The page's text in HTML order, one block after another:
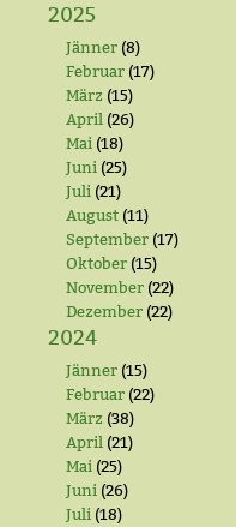
2025
Jänner (8)
Februar (17)
März (15)
April (26)
Mai (18)
Juni (25)
Juli (21)
August (11)
September (17)
Oktober (15)
November (22)
Dezember (22)
2024
Jänner (15)
Februar (22)
März (38)
April (21)
Mai (25)
Juni (26)
Juli (18)